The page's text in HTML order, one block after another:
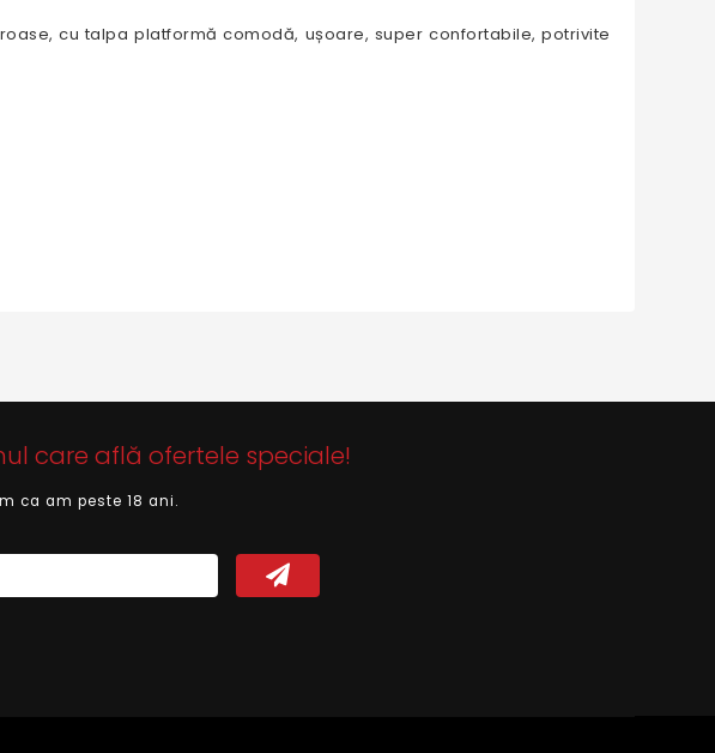
cu talpa platformă comodă, ușoare, super confortabile, potrivite
care află ofertele speciale!
ca am peste 18 ani.